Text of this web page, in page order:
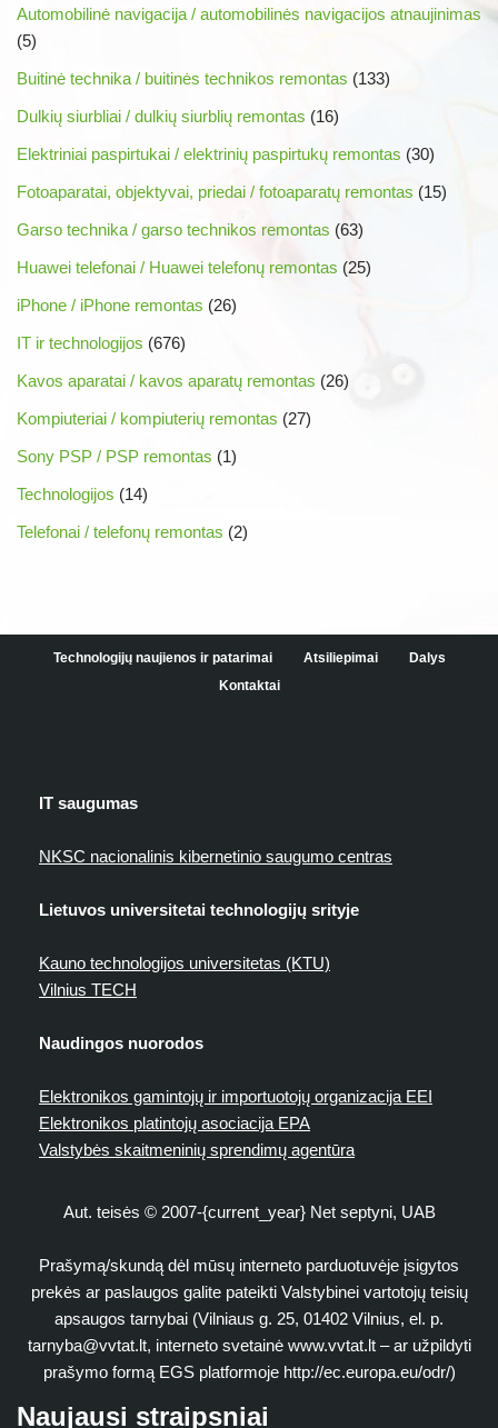
Automobilinė navigacija / automobilinės navigacijos atnaujinimas
(5)
Buitinė technika / buitinės technikos remontas (133)
Dulkių siurbliai / dulkių siurblių remontas (16)
Elektriniai paspirtukai / elektrinių paspirtukų remontas (30)
Fotoaparatai, objektyvai, priedai / fotoaparatų remontas (15)
Garso technika / garso technikos remontas (63)
Huawei telefonai / Huawei telefonų remontas (25)
iPhone / iPhone remontas (26)
IT ir technologijos (676)
Kavos aparatai / kavos aparatų remontas (26)
Kompiuteriai / kompiuterių remontas (27)
Sony PSP / PSP remontas (1)
Technologijos (14)
Telefonai / telefonų remontas (2)
Technologijų naujienos ir patarimai Atsiliepimai
Dalys
Kontaktai
IT saugumas
NKSC nacionalinis kibernetinio saugumo centras
Lietuvos universitetai technologijų srityje
Kauno technologijos universitetas (KTU)
Vilnius TECH
Naudingos nuorodos
Elektronikos gamintojų ir importuotojų organizacija EEI
Elektronikos platintojų asociacija EPA
Valstybės skaitmeninių sprendimų agentūra
Aut. teisės © 2007-{current_year} Net septyni, UAB
Prašymą/skundą dėl mūsų interneto parduotuvėje įsigytos
prekės ar paslaugos galite pateikti Valstybinei vartotojų teisių
apsaugos tarnybai (Vilniaus g. 25, 01402 Vilnius, el. p.
tarnyba@vvtat.lt, interneto svetainė www.vvtat.lt – ar užpildyti
prašymo formą EGS platformoje http://ec.europa.eu/odr/)
Naujausi straipsniai